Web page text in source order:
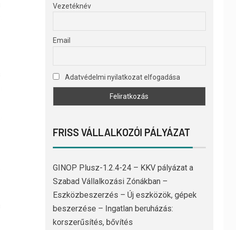
Vezetéknév
Email
Adatvédelmi nyilatkozat elfogadása
FRISS VÁLLALKOZÓI PÁLYÁZAT
GINOP Plusz-1.2.4-24 – KKV pályázat a
Szabad Vállalkozási Zónákban –
Eszközbeszerzés – Új eszközök, gépek
beszerzése – Ingatlan beruházás:
korszerűsítés, bővítés